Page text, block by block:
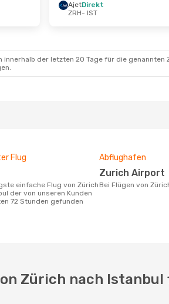
- Fr., 16. Okt.
- ZRH
AjetDirekt
ZRH- IST
innerhalb der letzten 20 Tage für die
Flug
der von unseren Kunden
72 Stunden gefunden
Abflughafen
Zurich Airport
Bei Flügen von
Zürich nach Istanbul